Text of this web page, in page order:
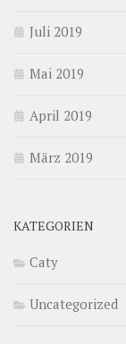
Juli 2019
Mai 2019
April 2019
März 2019
KATEGORIEN
Caty
Uncategorized